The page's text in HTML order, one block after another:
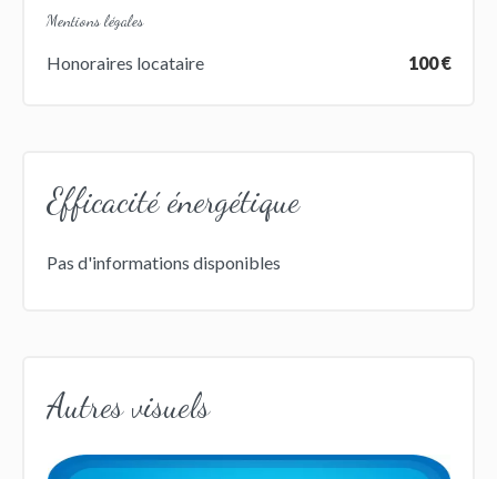
Mentions légales
Honoraires locataire 100 €
Efficacité énergétique
Pas d'informations disponibles
Autres visuels